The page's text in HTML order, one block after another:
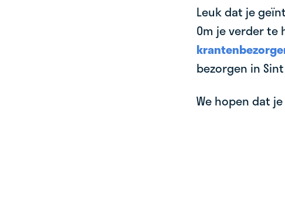
Leuk dat je
Om je verder te
bezorgen in
We hopen dat